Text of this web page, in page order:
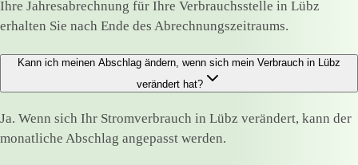
Ihre Jahresabrechnung für Ihre Verbrauchsstelle in Lübz
erhalten Sie nach Ende des Abrechnungszeitraums.
Kann ich meinen Abschlag ändern, wenn sich mein Verbrauch in Lübz
verändert hat?
Ja. Wenn sich Ihr Stromverbrauch in Lübz verändert, kann der
monatliche Abschlag angepasst werden.